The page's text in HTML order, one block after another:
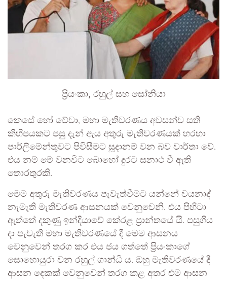
ප්‍රියංකා, රහුල් සහ සෝනියා
කෙසේ හෝ වේවා, මහා මැතිවරණය අවසන්ව සති
කිහිපයකට පසු දැන් ඇය අතුරු මැතිවරණයක් හරහා
පාර්ලිමේන්තුවට පිවිසීමට සූදානම් වන බව වාර්තා වේ.
එය නම් මේ වනවිට බොහෝ දුරට සනාථ වී ඇති
තොරතුරකි.
මෙම අතුරු මැතිවරණය පැවැත්වීමට යන්නේ වයනාද්
නැමැති මැතිවරණ ආසනයක් වෙනුවෙනි. එය පිහිටා
ඇත්තේ දකුණු ඉන්දියාවේ කේරළ ප්‍රාන්තයේ යි. පසුගිය
දා පැවැති මහා මැතිවරණයේ දී මෙම ආසනය
වෙනුවෙන් තරග කර එය ජය ගත්තේ ප්‍රියංකාගේ
සොහොයුරා වන රහුල් ගාන්ධි ය. ඔහු මැතිවරණයේ දී
ආසන දෙකක් වෙනුවෙන් තරග කළ අතර එම ආසන